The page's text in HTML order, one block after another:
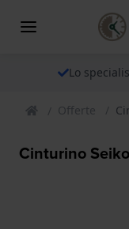
Lo
Offerte
Cinturino